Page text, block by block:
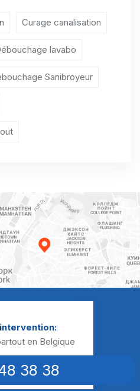
Blandain
Callenelle
Calonne
Chapelle-à-Oie
Chapelle-à-Wattines
Ere
Curage canalisation
lavabo
Sanibroyeur
en Belgique
38 38